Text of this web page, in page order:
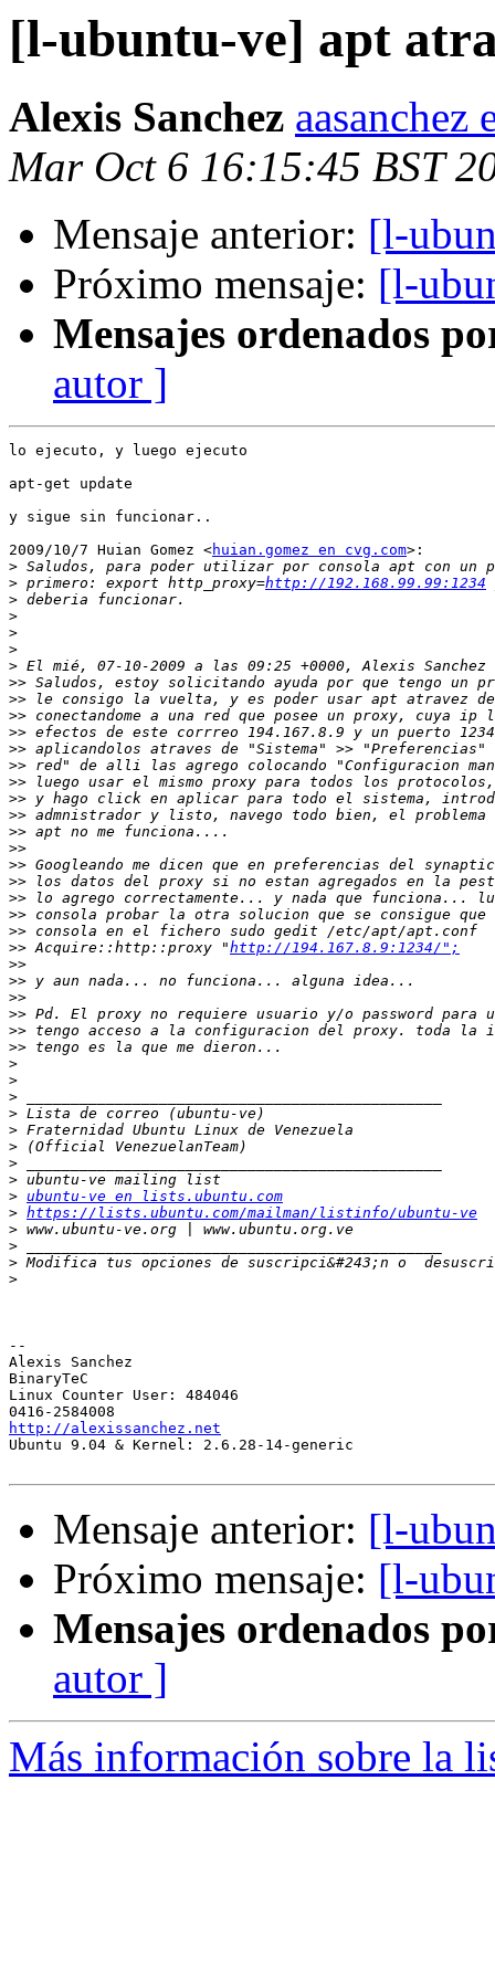
[l-ubuntu-ve] apt
Alexis Sanchez aasanchez
Mar Oct 6 16:15:45 BST
Mensaje anterior: [l-
Próximo mensaje: [l-
Mensajes ordenados
autor ]
lo ejecuto, y luego ejecuto
apt-get update
y sigue sin funcionar..
2009/10/7 Huian Gomez <huian.gomez en cvg.com>:
>
> primero: export http_proxy=http://192.168.99.99:1234
>
>
>
>
>
>>
>>
>>
>>
>>
>>
>>
>>
>>
>>
>>
>>
>>
>>
>>
>>
>> Acquire::http::proxy "http://194.167.8.9:1234/";
>>
>>
>>
>>
>>
>>
>
>
>
>
>
>
>
>
> ubuntu-ve en lists.ubuntu.com
> https://lists.ubuntu.com/mailman/listinfo/ubuntu-ve
>
>
> Modifica tus opciones de suscripci&#243;n o
>
--
Alexis Sanchez
BinaryTeC
Linux Counter User: 484046
http://alexissanchez.net
Ubuntu 9.04 & Kernel: 2.6.28-14-generic
Mensaje anterior: [l-
Próximo mensaje: [l-
Mensajes ordenados
autor ]
Más información sobre la